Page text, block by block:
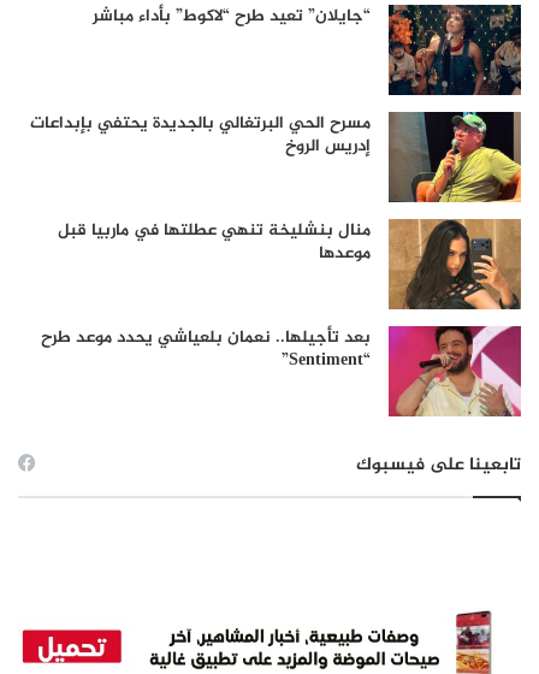
“جايلان” تعيد طرح “لاكوط” بأداء مباشر
مسرح الحي البرتغالي بالجديدة يحتفي بإبداعات
إدريس الروخ
منال بنشليخة تنهي عطلتها في ماربيا قبل
موعدها
بعد تأجيلها.. نعمان بلعياشي يحدد موعد طرح
“Sentiment”
تابعينا على فيسبوك